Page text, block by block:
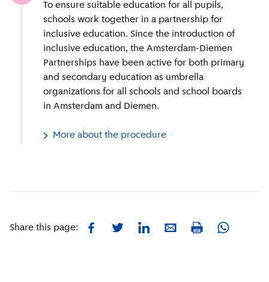
To ensure suitable education for all pupils,
schools work together in a partnership for
inclusive education. Since the introduction of
inclusive education, the Amsterdam-Diemen
Partnerships have been active for both primary
and secondary education as umbrella
organizations for all schools and school boards
in Amsterdam and Diemen.
More about the procedure
Share this page: FacebookTwitterLinkedInE-mailPrint Whatsapp